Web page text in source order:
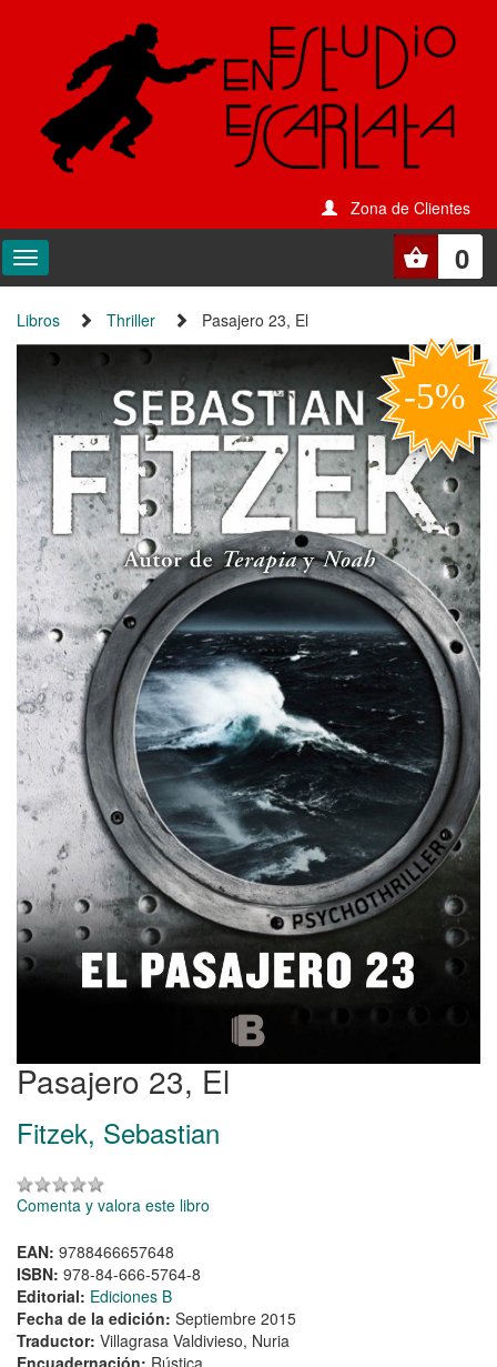
Zona de Clientes
0
Libros Thriller Pasajero 23, El
Pasajero 23, El
Fitzek, Sebastian
Comenta y valora este libro
EAN: 9788466657648
ISBN: 978-84-666-5764-8
Editorial: Ediciones B
Fecha de la edición: Septiembre 2015
Traductor: Villagrasa Valdivieso, Nuria
Encuadernación: Rústica